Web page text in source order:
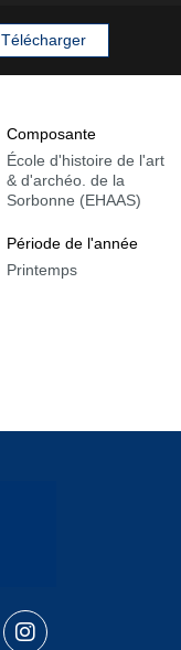
Télécharger
Composante
École d'histoire de l'art
& d'archéo. de la
Sorbonne (EHAAS)
Période de l'année
Printemps